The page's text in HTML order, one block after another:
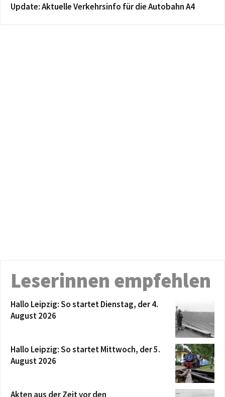
Update: Aktuelle Verkehrsinfo für die Autobahn A4
Leserinnen empfehlen
Hallo Leipzig: So startet Dienstag, der 4.
August 2026
Hallo Leipzig: So startet Mittwoch, der 5.
August 2026
Akten aus der Zeit vor den